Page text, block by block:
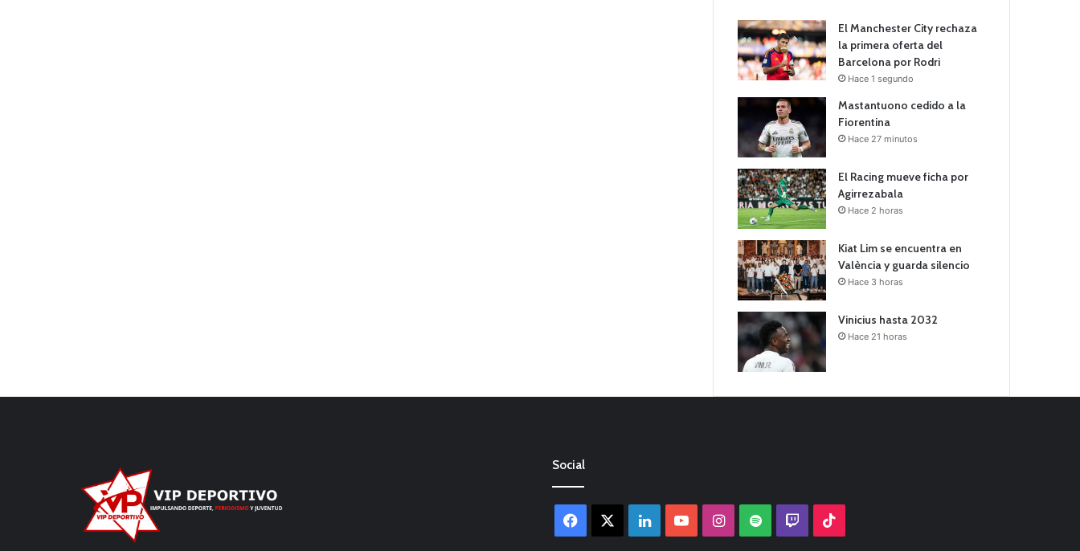
El Manchester City rechaza
la primera oferta del
Barcelona por Rodri
Hace 1 segundo
Mastantuono cedido a la
Fiorentina
Hace 27 minutos
El Racing mueve ficha por
Agirrezabala
Hace 2 horas
Kiat Lim se encuentra en
València y guarda silencio
Hace 3 horas
Vinicius hasta 2032
Hace 21 horas
Social
Facebook LinkedInYouTubeInstagram
Spotify Twitch